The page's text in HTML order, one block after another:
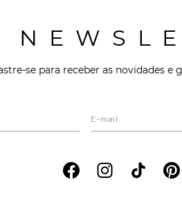
se para receber as novidades e